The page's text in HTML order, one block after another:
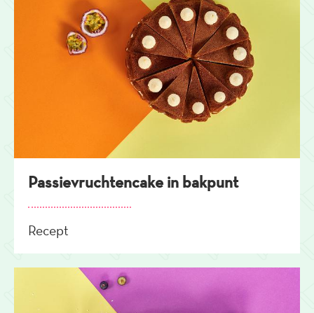
Passievruchtencake in bakpunt
Recept